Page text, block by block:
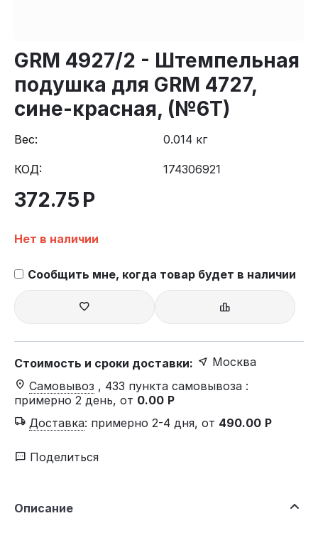
GRM 4927/2 - Штемпельная
подушка для GRM 4727,
сине-красная, (№6Т)
Вес: 0.014 кг
КОД: 174306921
372.75 Р
Нет в наличии
Сообщить мне, когда товар будет в наличии
Стоимость и сроки доставки:
Москва
Самовывоз , 433 пункта самовывоза :
примерно 2 день, от 0.00 Р
Доставка: примерно 2-4 дня, от 490.00 Р
Поделиться
Описание